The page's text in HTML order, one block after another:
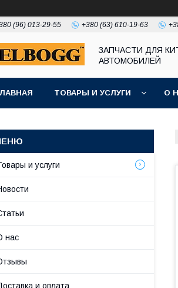
(96) 013-29-55 +380 (63) 610-19-63
ЗАПЧАСТИ ДЛЯ
АВТОМОБИЛЕЙ
ТОВАРЫ И УСЛУГИ О
и услуги
нас
и оплата